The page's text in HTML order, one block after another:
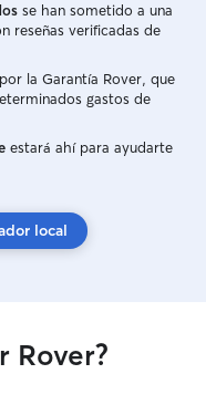
se han sometido a una
reseñas verificadas de
la Garantía Rover, que
gastos de
estará ahí para ayudarte
local
Rover?